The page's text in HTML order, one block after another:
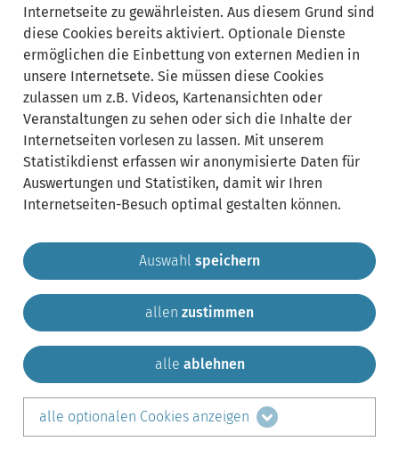
Gemeinde Krailling Impressum
Sitemap
Kontakt
teilen auf:
LinkedIn
Internetseite zu gewährleisten. Aus diesem Grund sind
diese Cookies bereits aktiviert. Optionale Dienste
ermöglichen die Einbettung von externen Medien in
unsere Internetsete. Sie müssen diese Cookies
zulassen um z.B. Videos, Kartenansichten oder
Veranstaltungen zu sehen oder sich die Inhalte der
Internetseiten vorlesen zu lassen. Mit unserem
Statistikdienst erfassen wir anonymisierte Daten für
Auswertungen und Statistiken, damit wir Ihren
Internetseiten-Besuch optimal gestalten können.
Auswahl speichern
allen zustimmen
alle ablehnen
alle optionalen Cookies anzeigen